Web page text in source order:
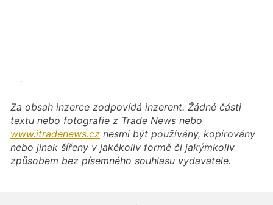
Za obsah inzerce zodpovídá inzerent. Žádné části
textu nebo fotografie z Trade News nebo
www.itradenews.cz nesmí být používány, kopírovány
nebo jinak šířeny v jakékoliv formě či jakýmkoliv
způsobem bez písemného souhlasu vydavatele.